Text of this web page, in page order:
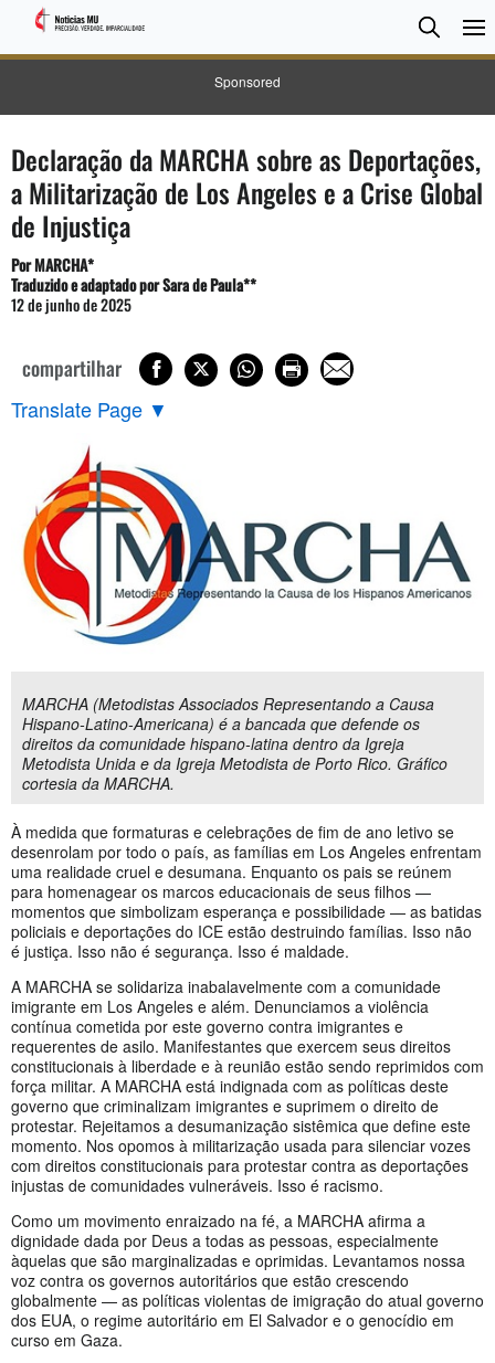
Sponsored
Search
Declaração da MARCHA sobre as Deportações,
a Militarização de Los Angeles e a Crise Global
de Injustiça
Por MARCHA*
Traduzido e adaptado por Sara de Paula**
12 de junho de 2025
compartilhar
Translate Page ▼
MARCHA (Metodistas Associados Representando a Causa
Hispano-Latino-Americana) é a bancada que defende os
direitos da comunidade hispano-latina dentro da Igreja
Metodista Unida e da Igreja Metodista de Porto Rico. Gráfico
cortesia da MARCHA.
À medida que formaturas e celebrações de fim de ano letivo se
desenrolam por todo o país, as famílias em Los Angeles enfrentam
uma realidade cruel e desumana. Enquanto os pais se reúnem
para homenagear os marcos educacionais de seus filhos —
momentos que simbolizam esperança e possibilidade — as batidas
policiais e deportações do ICE estão destruindo famílias. Isso não
é justiça. Isso não é segurança. Isso é maldade.
A MARCHA se solidariza inabalavelmente com a comunidade
imigrante em Los Angeles e além. Denunciamos a violência
contínua cometida por este governo contra imigrantes e
requerentes de asilo. Manifestantes que exercem seus direitos
constitucionais à liberdade e à reunião estão sendo reprimidos com
força militar. A MARCHA está indignada com as políticas deste
governo que criminalizam imigrantes e suprimem o direito de
protestar. Rejeitamos a desumanização sistêmica que define este
momento. Nos opomos à militarização usada para silenciar vozes
com direitos constitucionais para protestar contra as deportações
injustas de comunidades vulneráveis. Isso é racismo.
Como um movimento enraizado na fé, a MARCHA afirma a
dignidade dada por Deus a todas as pessoas, especialmente
àquelas que são marginalizadas e oprimidas. Levantamos nossa
voz contra os governos autoritários que estão crescendo
globalmente — as políticas violentas de imigração do atual governo
dos EUA, o regime autoritário em El Salvador e o genocídio em
curso em Gaza.